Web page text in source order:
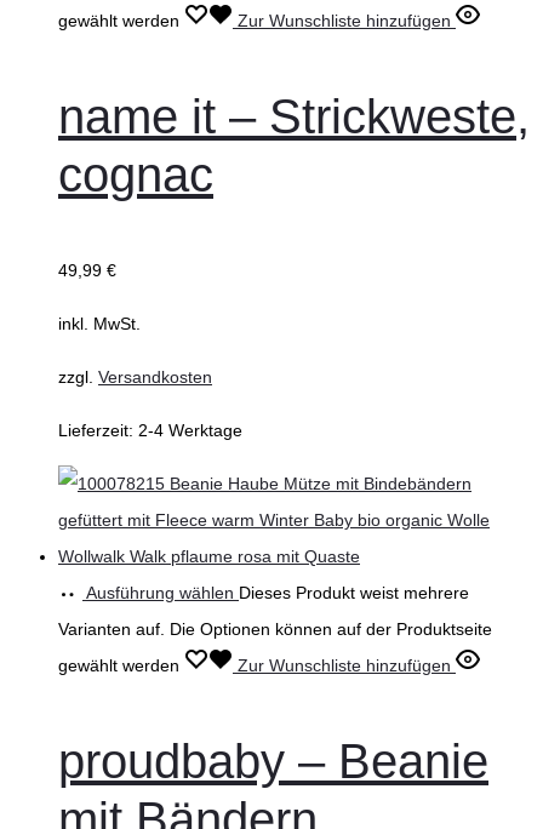
gewählt werden
Zur Wunschliste hinzufügen
name it – Strickweste,
cognac
49,99 €
inkl. MwSt.
zzgl. Versandkosten
Lieferzeit: 2-4 Werktage
Ausführung wählen Dieses Produkt weist mehrere
Varianten auf. Die Optionen können auf der Produktseite
gewählt werden
Zur Wunschliste hinzufügen
proudbaby – Beanie